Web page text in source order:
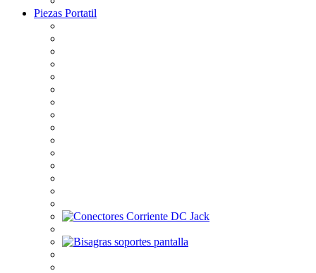
Piezas Portatil